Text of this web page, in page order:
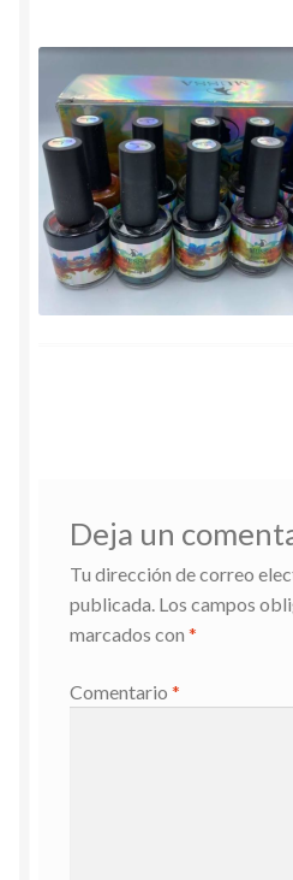
Deja un
Tu dirección de correo
publicada. Los campos
marcados con *
Comentario *